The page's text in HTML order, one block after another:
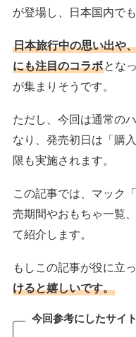
が登場し、日本国内で
日本旅行中の思い出や
にも注目のコラボとな
が集まりそうです。
ただし、今回は通常の
なり、発売初日は「購
限も実施されます。
この記事では、マック
売期間やおもちゃ一覧
て紹介します。
もしこの記事が役に立っ
けると嬉しいです。
今回参考にしたサイト